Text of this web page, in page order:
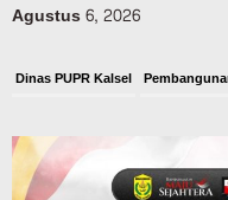
Agustus 6, 2026
Dinas PUPR Kalsel
Pemerintah
Keselamatan